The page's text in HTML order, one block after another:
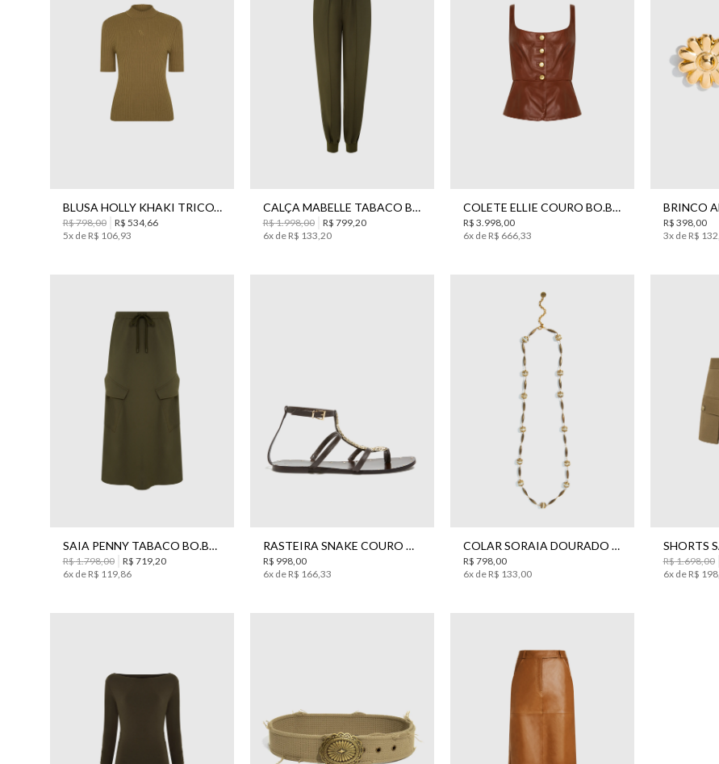
BLUSA HOLLY KHAKI TRICOT BO.BÔ FEMININA
R$798,00 R$ 534, 66
5x de R$ 106, 93
CALÇA MABELLE TABACO BO.BÔ FEMININO
R$1.998,00 R$ 799, 20
6x de R$ 133 20
COLETE ELLIE COURO BO.BÔ FEMININO
R$ 3 998, 00
6x de R$ 666, 33
R$ 398, 00
3x de R$ 132
SAIA PENNY TABACO BO.BÔ FEMININA
R$1.798,00 R$ 719, 20
6x de R$ 119, 86
RASTEIRA SNAKE COURO MARROM BO.BÔ FEMININA
R$ 998, 00
6x de R$ 166, 33
UN
COLAR SORAIA DOURADO BO.BÔ FEMININO
R$ 798, 00
6x de R$ 133 00
R$1.698,00
6x de R$ 198,